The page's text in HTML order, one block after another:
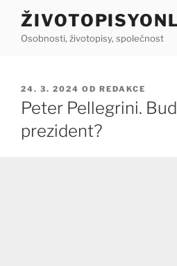
Přejít
obsahuOsobnosti, životopisy, společnost
PUBLIKOVÁNO
24. 3. 2024 OD REDAKCE
Peter Pellegrini.
prezident?